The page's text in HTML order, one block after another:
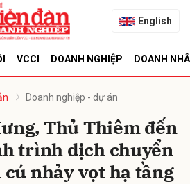
English
VCCI DOANH NGHIỆP DOANH
Doanh nghiệp - dự án
Thủ Thiêm đến
trình dịch chuyển
nhảy vọt hạ tầng